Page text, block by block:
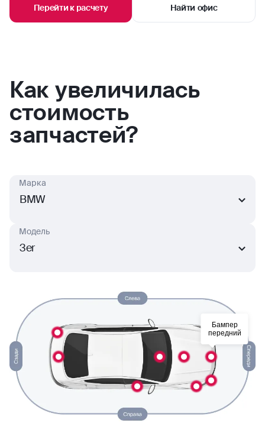
Перейти к расчету Найти офис
Как увеличилась
стоимость
запчастей?
BMW
Марка
3er
Модель
Бампер
передний